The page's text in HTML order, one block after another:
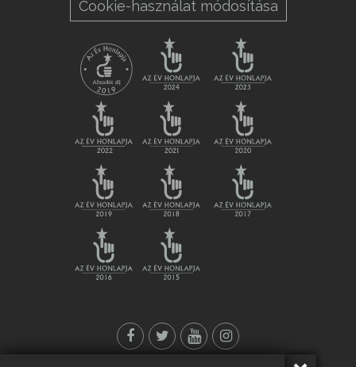
Cookie-használat módosítása